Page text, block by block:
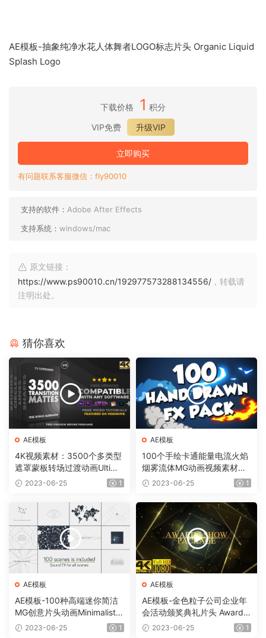
AE模板-抽象纯净水花人体舞者LOGO标志片头 Organic Liquid
Splash Logo
下载价格 1 积分
VIP免费
升级VIP
立即购买
有问题联系客服微信：fly90010
支持的软件： Adobe After Effects
支持系统： windows/mac
原文链接：
https://www.ps90010.cn/192977573288134556/ ，转载请
注明出处。
猜你喜欢
AE模板
4K视频素材：3500个多类型
遮罩蒙板转场过渡动画Ultima
te Transition Mattes Pack v
2023-06-25 1
AE模板
100个手绘卡通能量电流火焰
烟雾流体MG动画视频素材
（含AE模板工程）有透明通
2023-06-25 1
AE模板
AE模板-100种高端迷你简洁
MG创意片头动画Minimalistic
Presentation Pack
2023-06-25 1
AE模板
AE模板-金色粒子公司企业年
会活动颁奖典礼片头 Awards
Show Pack
2023-06-25 1